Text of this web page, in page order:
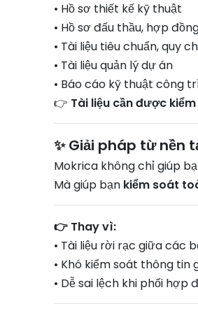
• Hồ sơ thiết kế kỹ thuật
• Hồ sơ đấu thầu, hợp
• Tài liệu tiêu chuẩn, quy
• Tài liệu quản lý dự án
• Báo cáo kỹ thuật công
👉 Tài liệu cần được
✨ Giải pháp từ nền
Mokrica không chỉ giúp
Mà giúp bạn kiểm soát
👉 Thay vì:
• Tài liệu rời rạc giữa các
• Khó kiểm soát thông tin
• Dễ sai lệch khi phối hợp